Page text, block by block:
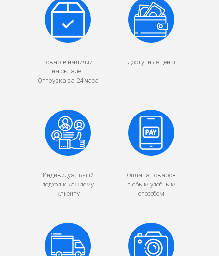
Товар в наличии
на складе.
Отгрузка за 24 часа
Доступные цены
Индивидуальный
подход к каждому
клиенту
Оплата товаров
любым удобным
способом